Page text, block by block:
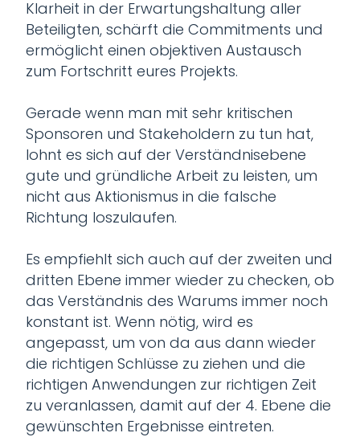
Klarheit in der Erwartungshaltung aller
Beteiligten, schärft die Commitments und
ermöglicht einen objektiven Austausch
zum Fortschritt eures Projekts.
Gerade wenn man mit sehr kritischen
Sponsoren und Stakeholdern zu tun hat,
lohnt es sich auf der Verständnisebene
gute und gründliche Arbeit zu leisten, um
nicht aus Aktionismus in die falsche
Richtung loszulaufen.
Es empfiehlt sich auch auf der zweiten und
dritten Ebene immer wieder zu checken, ob
das Verständnis des Warums immer noch
konstant ist. Wenn nötig, wird es
angepasst, um von da aus dann wieder
die richtigen Schlüsse zu ziehen und die
richtigen Anwendungen zur richtigen Zeit
zu veranlassen, damit auf der 4. Ebene die
gewünschten Ergebnisse eintreten.